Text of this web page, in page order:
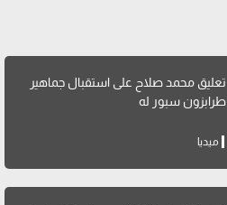
تعليق محمد صلاح على استقبال جماهير
طرابزون سبور له
ميديا